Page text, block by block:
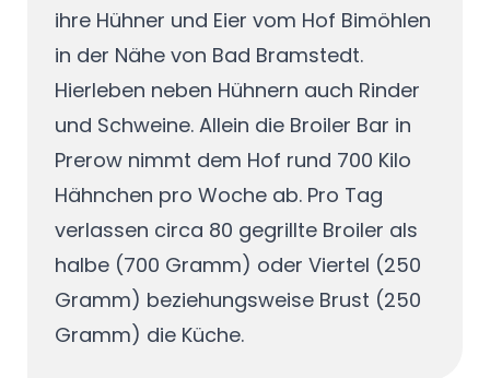
ihre Hühner und Eier vom Hof Bimöhlen
in der Nähe von Bad Bramstedt.
Hierleben neben Hühnern auch Rinder
und Schweine. Allein die Broiler Bar in
Prerow nimmt dem Hof rund 700 Kilo
Hähnchen pro Woche ab. Pro Tag
verlassen circa 80 gegrillte Broiler als
halbe (700 Gramm) oder Viertel (250
Gramm) beziehungsweise Brust (250
Gramm) die Küche.